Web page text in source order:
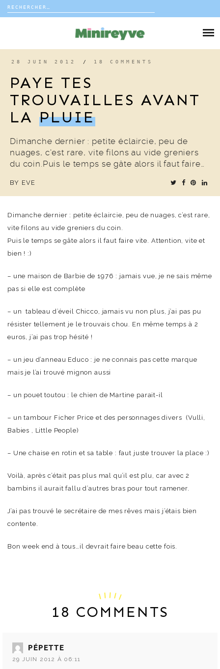
Rechercher :
DÉCO
VOYAGE
COUP DE COEUR
EDITORIAL
28 JUIN 2012 / 18 COMMENTS
PAYE TES
TROUVAILLES AVANT
LA PLUIE
Dimanche dernier : petite éclaircie, peu de
nuages, c’est rare, vite filons au vide greniers
du coin.Puis le temps se gâte alors il faut faire…
BY EVE
Dimanche dernier : petite éclaircie, peu de nuages, c’est rare,
vite filons au vide greniers du coin.
Puis le temps se gâte alors il faut faire vite. Attention, vite et
bien ! :)
– une maison de Barbie de 1976 : jamais vue, je ne sais même
pas si elle est complète
– un tableau d’éveil Chicco, jamais vu non plus, j’ai pas pu
résister tellement je le trouvais chou. En même temps à 2
euros, j’ai pas trop hésité !
– un jeu d’anneau Educo : je ne connais pas cette marque
mais je l’ai trouvé mignon aussi
– un pouet toutou : le chien de Martine parait-il
– un tambour Ficher Price et des personnages divers (Vulli,
Babies , Little People)
– Une chaise en rotin et sa table : faut juste trouver la place :)
Voilà, après c’était pas plus mal qu’il est plu, car avec 2
bambins il aurait fallu d’autres bras pour tout ramener.
J’ai pas trouvé le secrétaire de mes rêves mais j’étais bien
contente.
Bon week end à tous…il devrait faire beau cette fois.
18 COMMENTS
PÉPETTE
29 JUIN 2012 À 06:11